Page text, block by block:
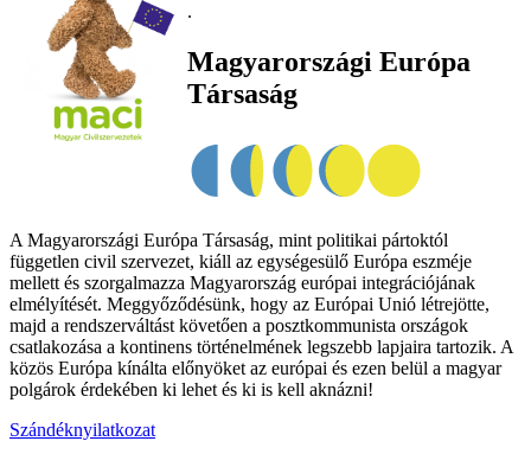
.
Magyarországi Európa
Társaság
A Magyarországi Európa Társaság, mint politikai pártoktól
független civil szervezet, kiáll az egységesülő Európa eszméje
mellett és szorgalmazza Magyarország európai integrációjának
elmélyítését. Meggyőződésünk, hogy az Európai Unió létrejötte,
majd a rendszerváltást követően a posztkommunista országok
csatlakozása a kontinens történelmének legszebb lapjaira tartozik. A
közös Európa kínálta előnyöket az európai és ezen belül a magyar
polgárok érdekében ki lehet és ki is kell aknázni!
Szándéknyilatkozat